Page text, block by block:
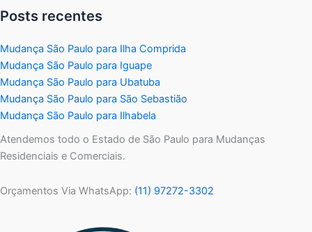
Posts recentes
Mudança São Paulo para Ilha Comprida
Mudança São Paulo para Iguape
Mudança São Paulo para Ubatuba
Mudança São Paulo para São Sebastião
Mudança São Paulo para Ilhabela
Atendemos todo o Estado de São Paulo para Mudanças
Residenciais e Comerciais.
Orçamentos Via WhatsApp: (11) 97272-3302